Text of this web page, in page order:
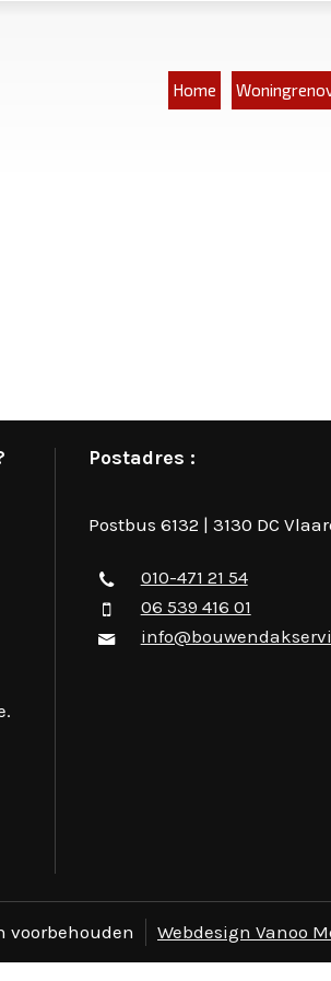
Home
Postadres :
Postbus 6132 | 3130 DC
010-471 21 54
06 539 416 01
voorbehouden Webdesign Vanoo